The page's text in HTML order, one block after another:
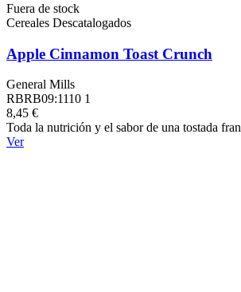
Fuera de stock
Cereales Descatalogados
Apple Cinnamon Toast Crunch
General Mills
RBRB09:1110 1
8,45 €
Toda la nutrición y el sabor de una tostada
Ver